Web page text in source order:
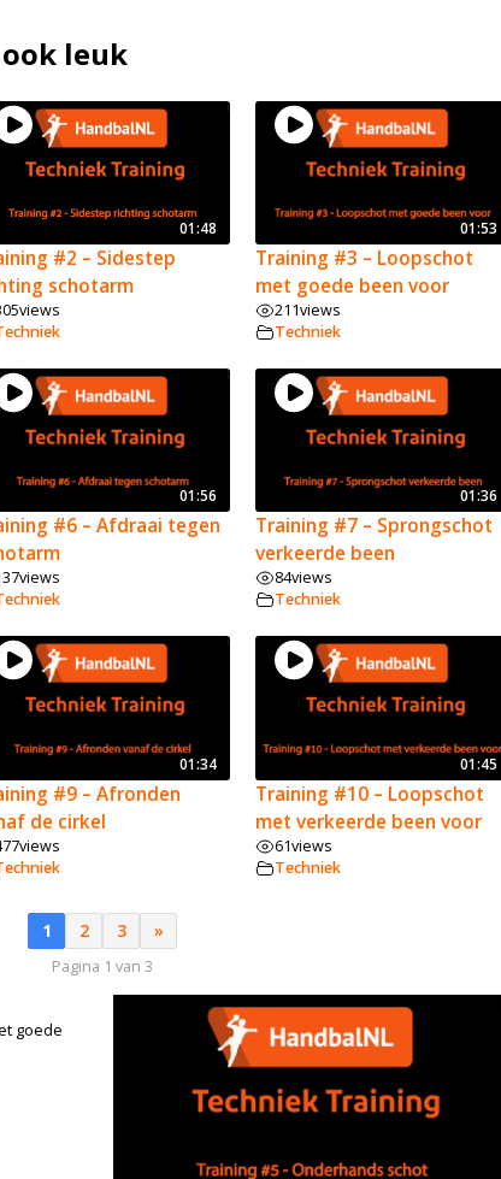
leuk
01:48
#2 – Sidestep
schotarm
views
01:53
Training #3 – Loopschot
met goede been voor
211views
Techniek
01:56
#6 – Afdraai tegen
views
01:36
Training #7 – Sprongschot
verkeerde been
84views
Techniek
01:34
#9 – Afronden
de cirkel
views
01:45
Training #10 – Loopschot
met verkeerde been voor
61views
Techniek
1 2 3 »
Pagina 1 van 3
goede
V